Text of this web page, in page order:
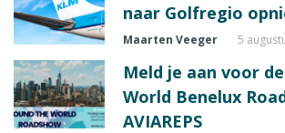
naar Golfregio
Maarten Veeger 5
Meld je aan voor
World Benelux
AVIAREPS